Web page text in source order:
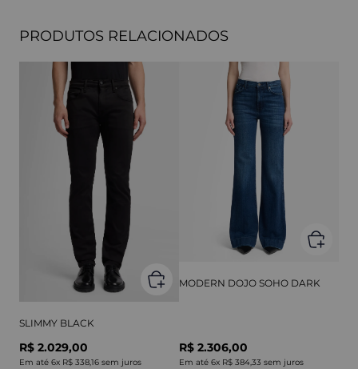
PRODUTOS RELACIONADOS
SLIMMY BLACK
R$ 2.029,00
Em até 6x R$ 338,16 sem juros
MODERN DOJO SOHO DARK
R$ 2.306,00
Em até 6x R$ 384,33 sem juros